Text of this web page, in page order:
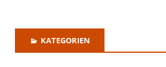
KATEGORIEN